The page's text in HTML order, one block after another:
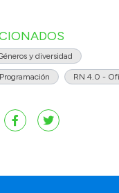
y diversidad
RN 4.0 -